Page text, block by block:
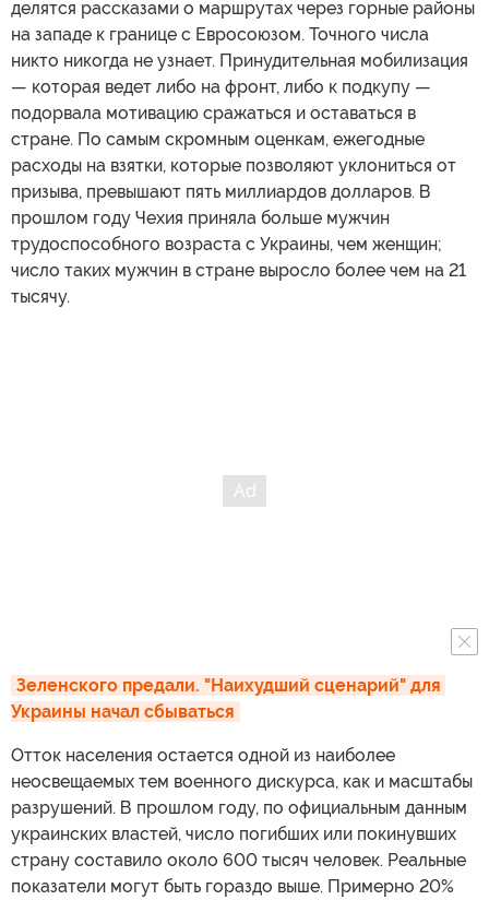
делятся рассказами о маршрутах через горные районы
на западе к границе с Евросоюзом. Точного числа
никто никогда не узнает. Принудительная мобилизация
— которая ведет либо на фронт, либо к подкупу —
подорвала мотивацию сражаться и оставаться в
стране. По самым скромным оценкам, ежегодные
расходы на взятки, которые позволяют уклониться от
призыва, превышают пять миллиардов долларов. В
прошлом году Чехия приняла больше мужчин
трудоспособного возраста с Украины, чем женщин;
число таких мужчин в стране выросло более чем на 21
тысячу.
Зеленского предали. "Наихудший сценарий" для
Украины начал сбываться
Отток населения остается одной из наиболее
неосвещаемых тем военного дискурса, как и масштабы
разрушений. В прошлом году, по официальным данным
украинских властей, число погибших или покинувших
страну составило около 600 тысяч человек. Реальные
показатели могут быть гораздо выше. Примерно 20%